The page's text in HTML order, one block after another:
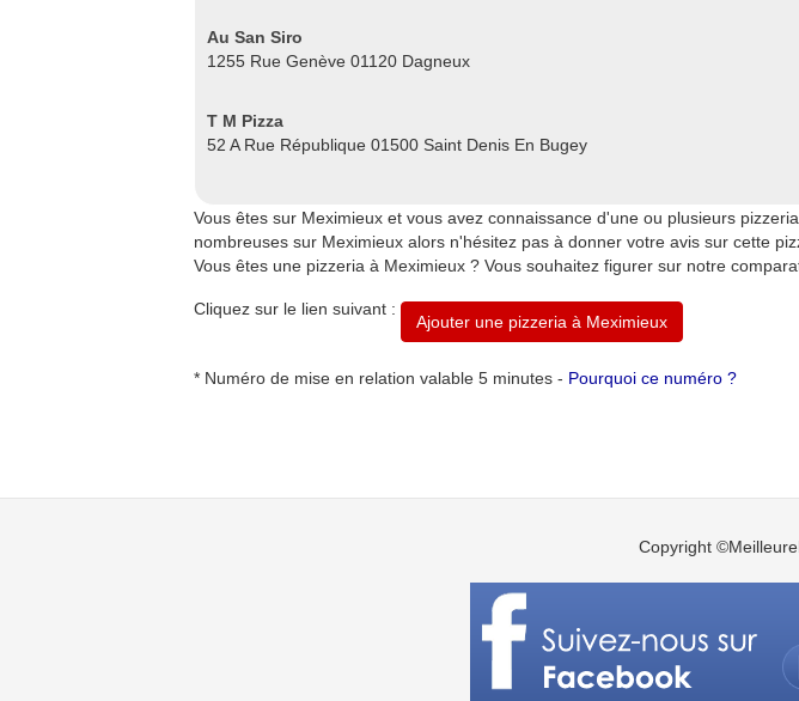
Au San Siro
1255 Rue Genève 01120 Dagneux
T M Pizza
52 A Rue République 01500 Saint Denis En Bugey
Vous êtes sur Meximieux et vous avez connaissance d'une ou plusieurs
nombreuses sur Meximieux alors n'hésitez pas à donner votre avis sur cette
Vous êtes une pizzeria à Meximieux ? Vous souhaitez figurer sur notre
Cliquez sur le lien suivant :
Ajouter une pizzeria à Meximieux
* Numéro de mise en relation valable 5 minutes - Pourquoi ce numéro ?
Copyright